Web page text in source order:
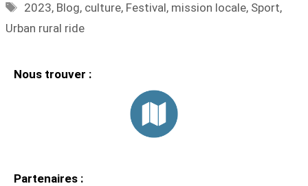
2023, Blog, culture, Festival, mission locale, Sport,
Urban rural ride
Nous trouver :
Partenaires :